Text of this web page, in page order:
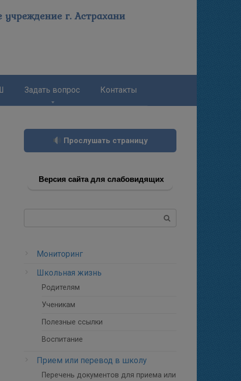
г. Астрахани
Задать вопрос Контакты
Прослушать страницу
Версия сайта для слабовидящих
Мониторинг
Школьная жизнь
Родителям
Ученикам
Полезные ссылки
Воспитание
Прием или перевод в школу
Перечень документов для приема или